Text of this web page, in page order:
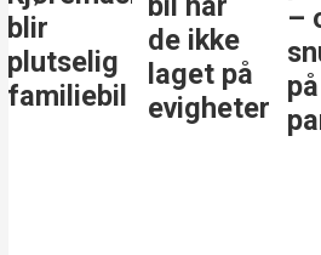
de ikke
laget på
evigheter
– og
snuser
på et
par til